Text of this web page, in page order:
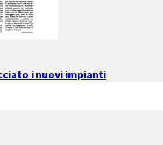
i nuovi impianti